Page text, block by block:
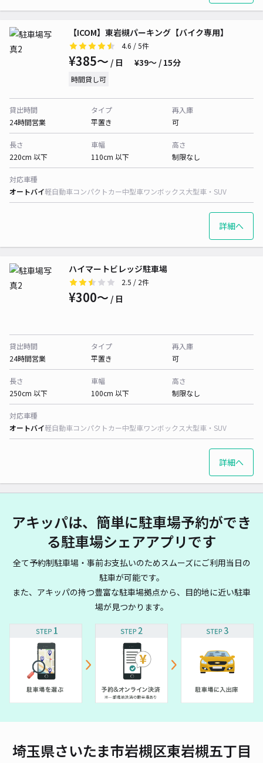
【ICOM】東岩槻パーキング【バイク専用】
4.6 / 5件
¥385〜 / 日 ¥39〜 / 15分
時間貸し可
貸出時間
24時間営業
タイプ
平置き
再入庫
可
長さ
220cm 以下
車幅
110cm 以下
高さ
制限なし
対応車種
オートバイ軽自動車コンパクトカー中型車ワンボックス大型車・SUV
詳細へ
ハイマートビレッジ駐車場
2.5 / 2件
¥300〜 / 日
貸出時間
24時間営業
タイプ
平置き
再入庫
可
長さ
250cm 以下
車幅
100cm 以下
高さ
制限なし
対応車種
オートバイ軽自動車コンパクトカー中型車ワンボックス大型車・SUV
詳細へ
アキッパは、簡単に駐車場予約ができ
る駐車場シェアアプリです
全て予約制駐車場・事前お支払いのためスムーズにご利用当日の
駐車が可能です。
また、アキッパの持つ豊富な駐車場拠点から、目的地に近い駐車
場が見つかります。
埼玉県さいたま市岩槻区東岩槻五丁目